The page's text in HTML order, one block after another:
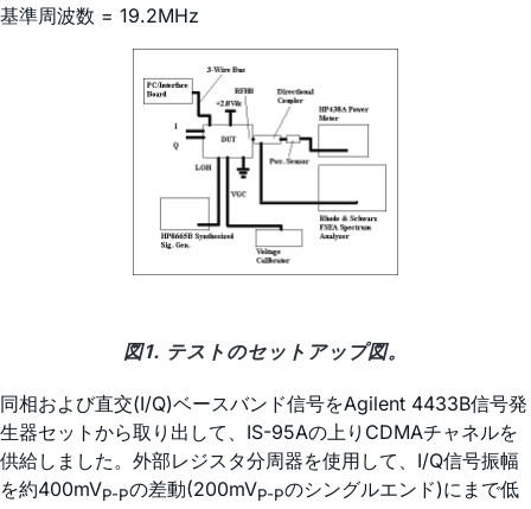
基準周波数 = 19.2MHz
図1. テストのセットアップ図。
同相および直交(I/Q)ベースバンド信号をAgilent 4433B信号発
生器セットから取り出して、IS-95Aの上りCDMAチャネルを
供給しました。外部レジスタ分周器を使用して、I/Q信号振幅
を約400mVP-Pの差動(200mVP-Pのシングルエンド)にまで低